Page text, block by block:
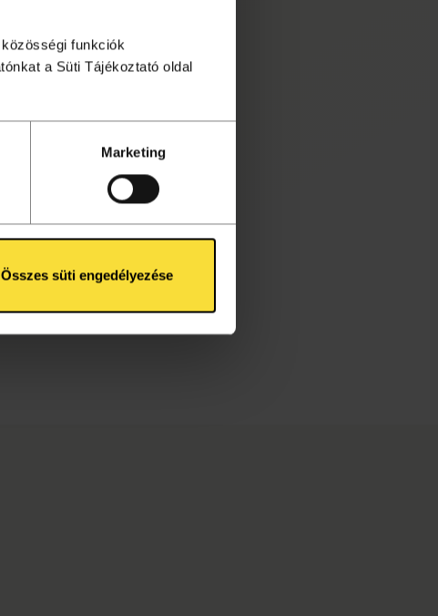
funkciók
a Süti Tájékoztató oldal
Marketing
Összes süti engedélyezése